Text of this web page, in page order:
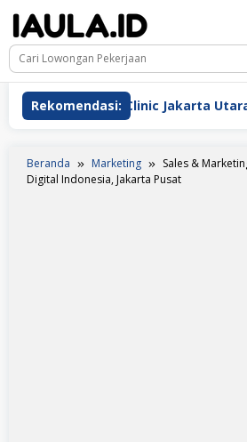
konten
Rekomendasi:
Clinic Jakarta Utara
Beranda Marketing
Sales &
Digital Indonesia, Jakarta Pusat